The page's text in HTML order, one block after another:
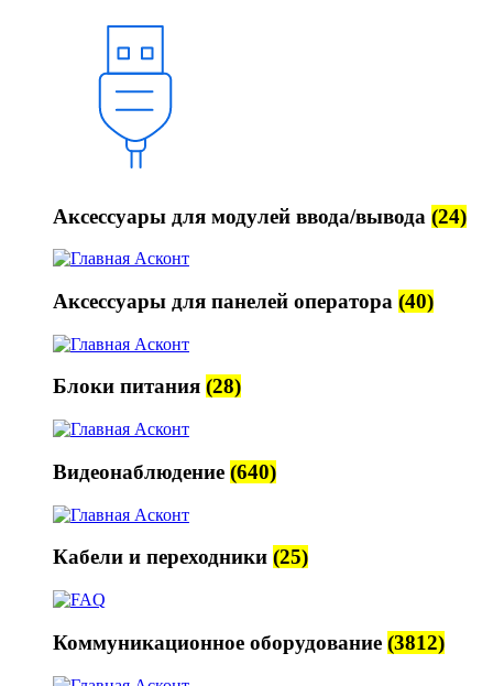
Аксессуары для модулей ввода/вывода (24)
Аксессуары для панелей оператора (40)
Блоки питания (28)
Видеонаблюдение (640)
Кабели и переходники (25)
Коммуникационное оборудование (3812)